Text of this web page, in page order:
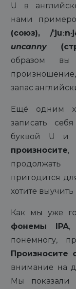
U в
нами
(союз), /
uncanny
образом вы
запас
Ещё одним
записать
буквой U и
произносите,
продолжать
пригодится
хотите
Как мы уже
фонемы IPA,
понемногу,
Произносите
внимание на
Мы показали